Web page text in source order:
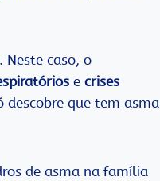
. Neste caso, o
e crises
descobre que tem asma
de asma na família